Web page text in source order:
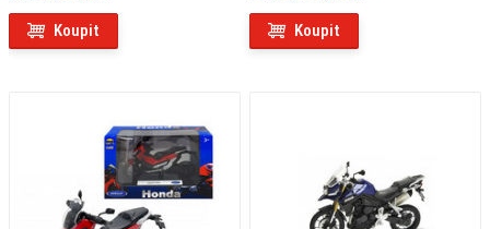
Koupit Koupit